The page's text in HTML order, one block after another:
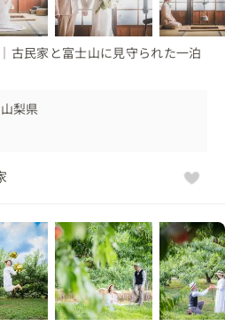
古民家と富士山に見守られた一泊
山梨県